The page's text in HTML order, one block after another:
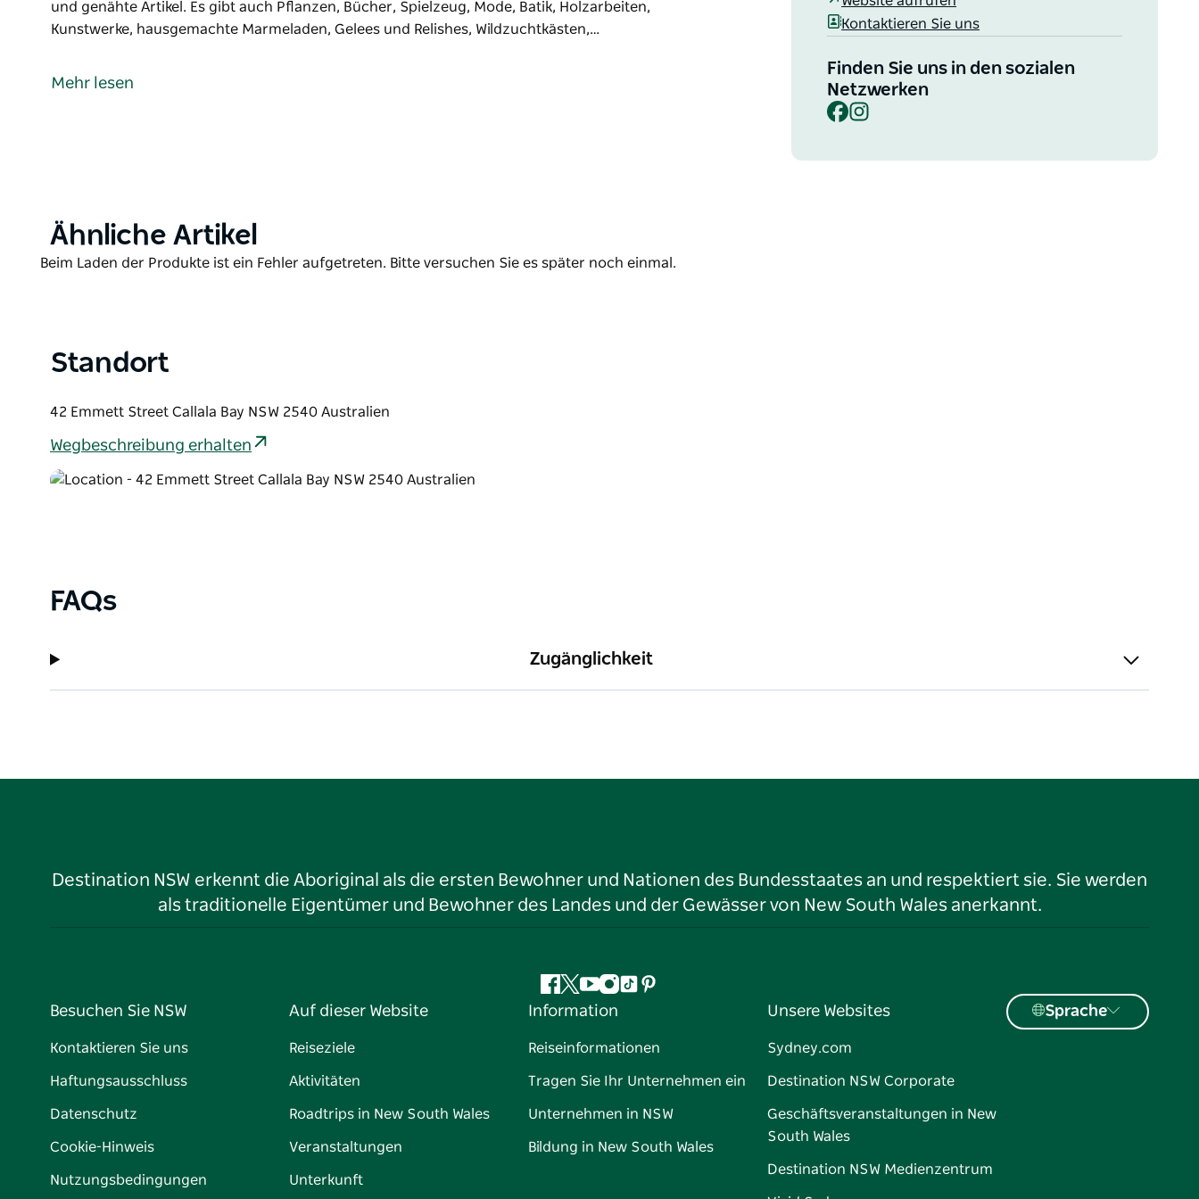
und genähte Artikel. Es gibt auch Pflanzen, Bücher, Spielzeug, Mode, Batik, Holzarbeiten,
Kunstwerke, hausgemachte Marmeladen, Gelees und Relishes, Wildzuchtkästen,…
unterstützt.
Mehr lesen
Kontaktieren Sie uns
Finden Sie uns in den sozialen
Netzwerken
Facebook
Product
Ähnliche Artikel
Product
Beim Laden der Produkte ist ein Fehler aufgetreten. Bitte versuchen Sie es später noch einmal.
Standort
42 Emmett Street Callala Bay NSW 2540 Australien
Wegbeschreibung erhalten
FAQs
Zugänglichkeit
Destination NSW erkennt die Aboriginal als die ersten Bewohner und Nationen des Bundesstaates an und respektiert sie. Sie werden
als traditionelle Eigentümer und Bewohner des Landes und der Gewässer von New South Wales anerkannt.
Facebook
Twitter
YouTube
Instagram
TikTokPinterest
Besuchen Sie NSW
Kontaktieren Sie uns
Haftungsausschluss
Datenschutz
Cookie-Hinweis
Nutzungsbedingungen
Auf dieser Website
Reiseziele
Aktivitäten
Roadtrips in New South Wales
Veranstaltungen
Unterkunft
Information
Reiseinformationen
Tragen Sie Ihr Unternehmen ein
Unternehmen in NSW
Bildung in New South Wales
Unsere Websites
Sydney.com
Destination NSW Corporate
Geschäftsveranstaltungen in New
South Wales
Destination NSW Medienzentrum
Sprache